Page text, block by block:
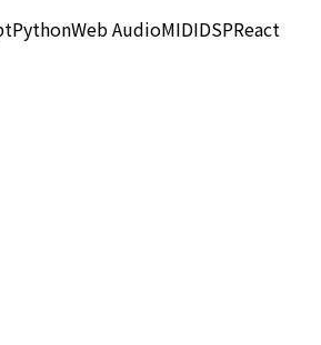
PythonWeb AudioMIDIDSPReact